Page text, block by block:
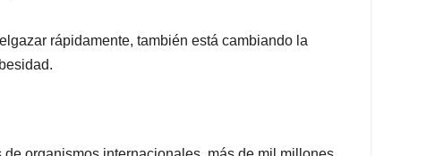
rápidamente, también está cambiando la